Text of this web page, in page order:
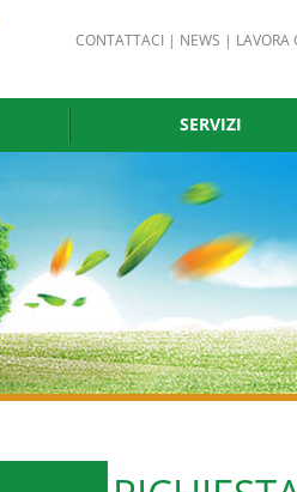
CONTATTACI | NEWS | LAVORA
SERVIZI